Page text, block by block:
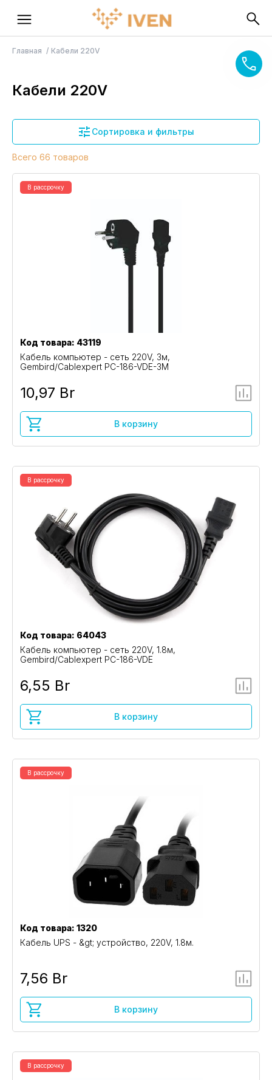
Главная Кабели 220V
Кабели 220V
Сортировка и фильтры
Всего 66 товаров
В рассрочку
Код товара: 43119
Кабель компьютер - сеть 220V, 3м,
Gembird/Cablexpert PC-186-VDE-3M
10,97 Br
В корзину
В рассрочку
Код товара: 64043
Кабель компьютер - сеть 220V, 1.8м,
Gembird/Cablexpert PC-186-VDE
6,55 Br
В корзину
В рассрочку
Код товара: 1320
Кабель UPS - &gt; устройство, 220V, 1.8м.
7,56 Br
В корзину
В рассрочку